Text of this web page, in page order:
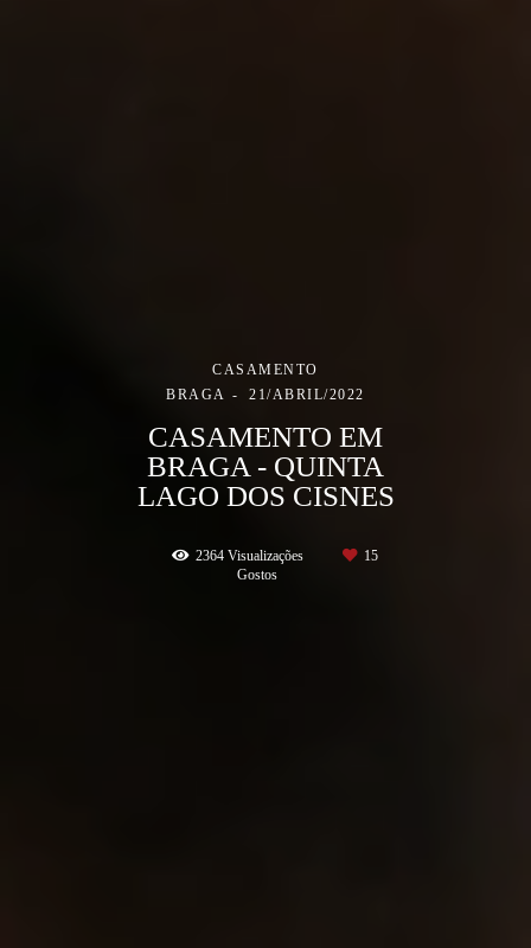
CASAMENTO
BRAGA
21/ABRIL/2022
CASAMENTO EM
BRAGA - QUINTA
LAGO DOS CISNES
2364Visualizações
15
Gostos